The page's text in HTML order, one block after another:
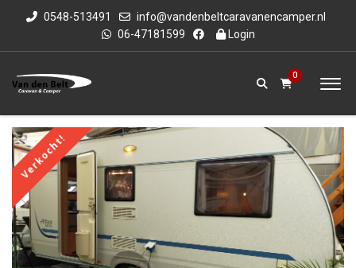
0548-513491
info@vandenbeltcaravanencamper.nl
06-47181599
Login
0
Verkocht!